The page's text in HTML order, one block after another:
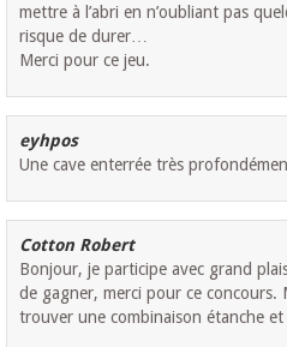
mettre à l’abri en n’oubliant pas
risque de durer…
Merci pour ce jeu.
eyhpos
Une cave enterrée très
Cotton Robert
Bonjour, je participe avec grand
de gagner, merci pour ce concours.
trouver une combinaison étanche et